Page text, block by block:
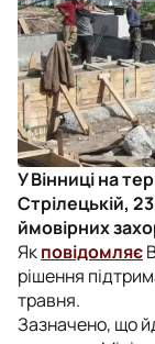
У Вінниці на
Стрілецькій,
ймовірних
Якповідомляє
рішення
травня.
Зазначено, що